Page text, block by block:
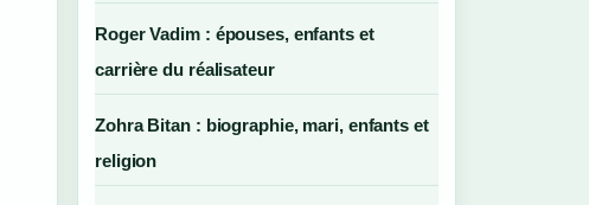
Roger Vadim : épouses, enfants et
carrière du réalisateur
Zohra Bitan : biographie, mari, enfants et
religion